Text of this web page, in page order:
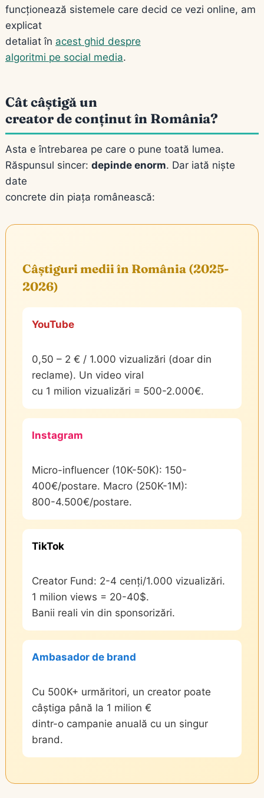
funcționează sistemele care decid ce vezi online, am
explicat
detaliat în acest ghid despre
algoritmi pe social media.
Cât câștigă un
creator de conținut în România?
Asta e întrebarea pe care o pune toată lumea.
Răspunsul sincer: depinde enorm. Dar iată niște
date
concrete din piața românească:
Câștiguri medii în România (2025-
2026)
YouTube
0,50 – 2 € / 1.000 vizualizări (doar din
reclame). Un video viral
cu 1 milion vizualizări = 500-2.000€.
Instagram
Micro-influencer (10K-50K): 150-
400€/postare. Macro (250K-1M):
800-4.500€/postare.
TikTok
Creator Fund: 2-4 cenți/1.000 vizualizări.
1 milion views = 20-40$.
Banii reali vin din sponsorizări.
Ambasador de brand
Cu 500K+ urmăritori, un creator poate
câștiga până la 1 milion €
dintr-o campanie anuală cu un singur
brand.